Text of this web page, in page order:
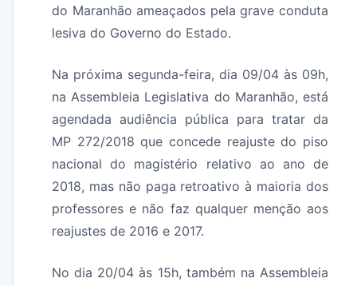
do Maranhão ameaçados pela grave conduta
lesiva do Governo do Estado.
Na próxima segunda-feira, dia 09/04 às 09h,
na Assembleia Legislativa do Maranhão, está
agendada audiência pública para tratar da
MP 272/2018 que concede reajuste do piso
nacional do magistério relativo ao ano de
2018, mas não paga retroativo à maioria dos
professores e não faz qualquer menção aos
reajustes de 2016 e 2017.
No dia 20/04 às 15h, também na Assembleia